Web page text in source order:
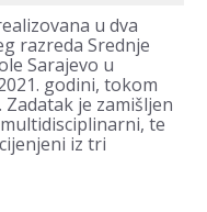
u dva
razreda Srednje
Sarajevo u
godini, tokom
je zamišljen
te
iz tri